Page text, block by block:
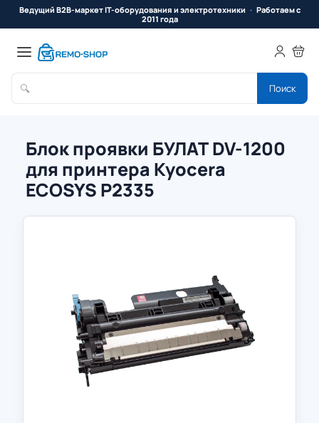
Ведущий B2B-маркет IT-оборудования и электротехники
Работаем с
2011 года
🔍 Поиск
Блок проявки БУЛАТ DV-1200
для принтера Kyocera
ECOSYS P2335